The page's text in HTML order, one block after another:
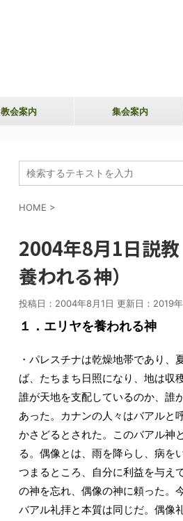
教会案内 集会案内
HOME >
2004年8月1日説
養われる神）
投稿日：2004年8月1日 更新日： 2019
１．エリヤを養われる神
・パレスチナは乾燥地帯であり
ば、たちまち日照になり、地は収
誰が天地を支配しているのか、誰
あった。カナンの人々はバアルと
かさどるとされた。このバアル神
る。偶像とは、雨を降らし、病を
つまるところ、自分に利益を与え
の神を忘れ、偶像の神に頼った。
バアル礼拝と本質は同じだ。偶像